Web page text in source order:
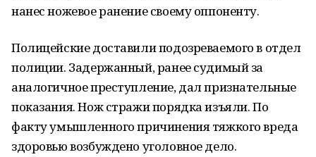
нанес ножевое ранение своему оппоненту.
Полицейские доставили подозреваемого в отдел
полиции. Задержанный, ранее судимый за
аналогичное преступление, дал признательные
показания. Нож стражи порядка изъяли. По
факту умышленного причинения тяжкого вреда
здоровью возбуждено уголовное дело.